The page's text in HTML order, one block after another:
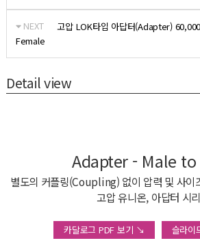
NEXT
고압 LOK타입 아답터(Adapter)
Female
Detail view
Adapter - Male to
별도의 커플링(Coupling) 없이 압력 및 사이
고압 유니온, 아답터 시
카달로그 PDF 보기 ↘ 슬라이